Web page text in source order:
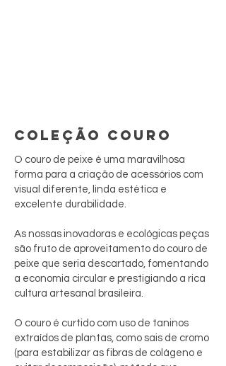
COLEÇÃO COURO
O couro de peixe é uma maravilhosa
forma para a criação de acessórios com
visual diferente, linda estética e
excelente durabilidade.
As nossas inovadoras e ecológicas peças
são fruto de aproveitamento do couro de
peixe que seria descartado, fomentando
a economia circular e prestigiando a rica
cultura artesanal brasileira.
O couro é curtido com uso de taninos
extraídos de plantas, como sais de cromo
(para estabilizar as fibras de colágeno e